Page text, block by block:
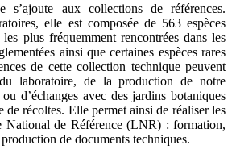
s’ajoute aux collections de références.
elle est composée de 563 espèces
les plus fréquemment rencontrées dans les
ainsi que certaines espèces rares
de cette collection technique peuvent
laboratoire, de la production de notre
d’échanges avec des jardins botaniques
de récoltes. Elle permet ainsi de réaliser les
National de Référence (LNR) : formation,
de documents techniques.